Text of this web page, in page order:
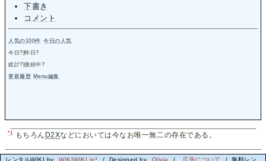
下書き
コメント
人気の100件 今日の人気
今日? |昨日?
総計? |接続中 ?
更新履歴 Menu編集
*1 もちろん D2Xなどにおいては今なお唯一無二の存在である。
レンタルWIKI by WIKIWIKI.jp* / Designed by Olivia / 広告について / 無料レン